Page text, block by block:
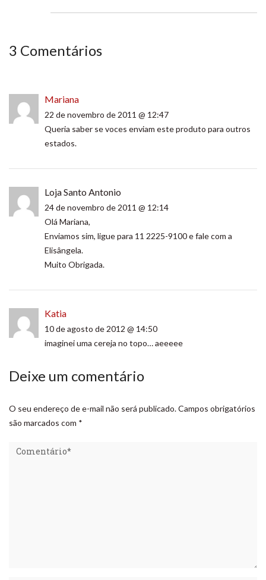
3 Comentários
Mariana
22 de novembro de 2011 @ 12:47
Queria saber se voces enviam este produto para outros
estados.
Loja Santo Antonio
24 de novembro de 2011 @ 12:14
Olá Mariana,
Enviamos sim, ligue para 11 2225-9100 e fale com a
Elisângela.
Muito Obrigada.
Katia
10 de agosto de 2012 @ 14:50
imaginei uma cereja no topo… aeeeee
Deixe um comentário
O seu endereço de e-mail não será publicado.Campos obrigatórios
são marcados com *